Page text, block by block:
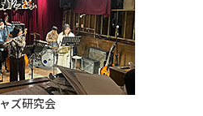
ズ研究会